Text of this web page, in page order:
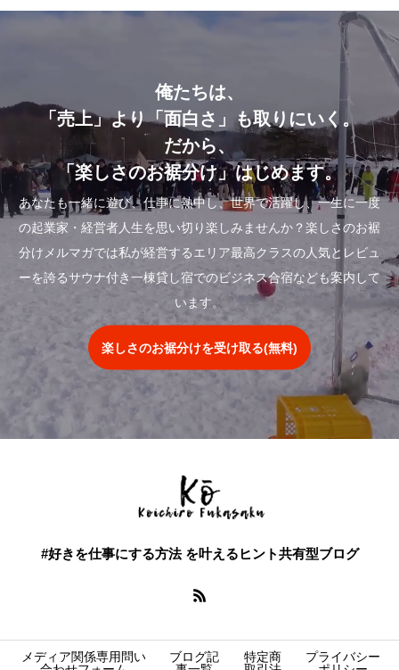
俺たちは、
「売上」より「面白さ」も取りにいく。
だから、
「楽しさのお裾分け」はじめます。
あなたも一緒に遊び、仕事に熱中し、世界で活躍し、一生に一度
の起業家・経営者人生を思い切り楽しみませんか？楽しさのお裾
分けメルマガでは私が経営するエリア最高クラスの人気とレビュ
ーを誇るサウナ付き一棟貸し宿でのビジネス合宿なども案内して
います。
楽しさのお裾分けを受け取る(無料)
#好きを仕事にする方法 を叶えるヒント共有型ブログ
メディア関係専用問い
ブログ記
特定商
プライバシー